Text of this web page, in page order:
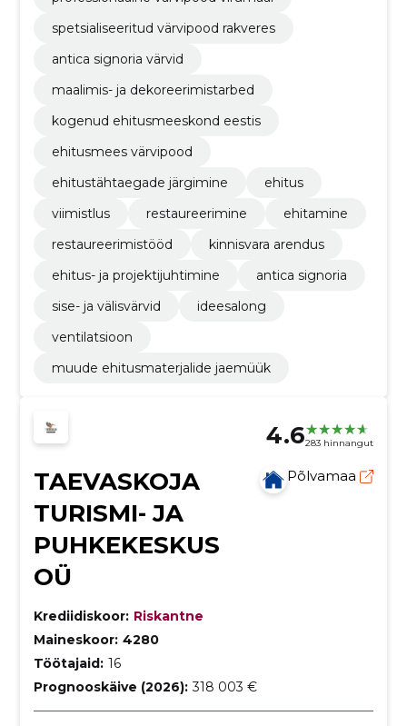
spetsialiseeritud värvipood rakveres
antica signoria värvid
maalimis- ja dekoreerimistarbed
kogenud ehitusmeeskond eestis
ehitusmees värvipood
ehitustähtaegade järgimine
ehitus
viimistlus
restaureerimine
ehitamine
restaureerimistööd
kinnisvara arendus
ehitus- ja projektijuhtimine
antica signoria
sise- ja välisvärvid
ideesalong
ventilatsioon
muude ehitusmaterjalide jaemüük
4.6283 hinnangut
TAEVASKOJA
TURISMI- JA
PUHKEKESKUS
OÜ
Põlvamaa
Krediidiskoor: Riskantne
Maineskoor: 4280
Töötajaid: 16
Prognooskäive (2026): 318 003 €